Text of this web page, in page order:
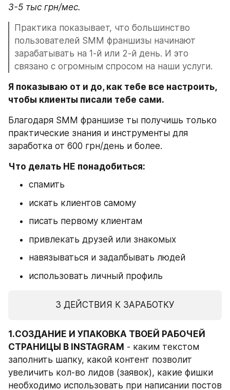
3-5 тыс грн/мес.
Практика показывает, что большинство
пользователей SMM франшизы начинают
зарабатывать на 1-й или 2-й день. И это
связано с огромным спросом на наши услуги.
Я показываю от и до, как тебе все настроить,
чтобы клиенты писали тебе сами.
Благодаря SMM франшизе ты получишь только
практические знания и инструменты для
заработка от 600 грн/день и более.
Что делать НЕ понадобиться:
спамить
искать клиентов самому
писать первому клиентам
привлекать друзей или знакомых
навязываться и задалбывать людей
использовать личный профиль
3 ДЕЙСТВИЯ К ЗАРАБОТКУ
1.СОЗДАНИЕ И УПАКОВКА ТВОЕЙ РАБОЧЕЙ
СТРАНИЦЫ В INSTAGRAM - каким текстом
заполнить шапку, какой контент позволит
увеличить кол-во лидов (заявок), какие фишки
необходимо использовать при написании постов